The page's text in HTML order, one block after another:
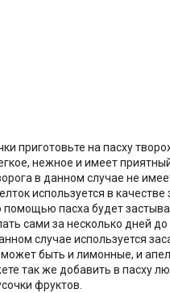
приготовьте на пасху
нежное и имеет
в данном случае не
используется в качестве
помощью пасха будет
сами за несколько дней до
случае используется
быть и лимонные, и
так же добавить в пасху
фруктов.